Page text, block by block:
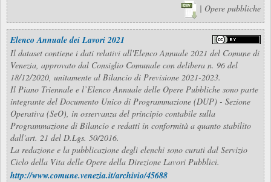
| Opere pubbliche
Elenco Annuale dei Lavori 2021
Il dataset contiene i dati relativi all'Elenco Annuale 2021 del Comune di
Venezia, approvato dal Consiglio Comunale con delibera n. 96 del
18/12/2020, unitamente al Bilancio di Previsione 2021-2023.
Il Piano Triennale e l’Elenco Annuale delle Opere Pubbliche sono parte
integrante del Documento Unico di Programmazione (DUP) - Sezione
Operativa (SeO), in osservanza del principio contabile sulla
Programmazione di Bilancio e redatti in conformità a quanto stabilito
dall'art. 21 del D.Lgs. 50/2016.
La redazione e la pubblicazione degli elenchi sono curati dal Servizio
Ciclo della Vita delle Opere della Direzione Lavori Pubblici.
http://www.comune.venezia.it/archivio/45688